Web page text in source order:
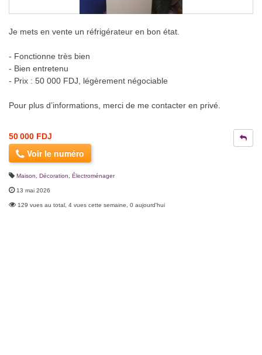
Je mets en vente un réfrigérateur en bon état.
- Fonctionne très bien
- Bien entretenu
- Prix : 50 000 FDJ, légèrement négociable
Pour plus d’informations, merci de me contacter en privé.
50 000 FDJ
Voir le numéro
Maison, Décoration Électroménager
13 mai 2026
129 vues au total, 4 vues cette semaine, 0 aujourd'hui